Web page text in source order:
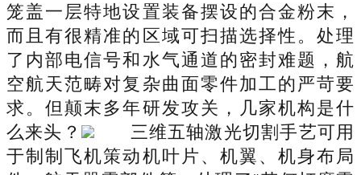
笼盖一层特地设置装备摆设的合金粉末，
而且有很精准的区域可扫描选择性。处理
了内部电信号和水气通道的密封难题，航
空航天范畴对复杂曲面零件加工的严苛要
求。但颠末多年研发攻关，几家机构是什
么来头？
三维五轴激光切割手艺可用
于制制飞机策动机叶片、机翼、机身布局